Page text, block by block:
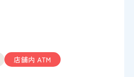
店舗内 ATM